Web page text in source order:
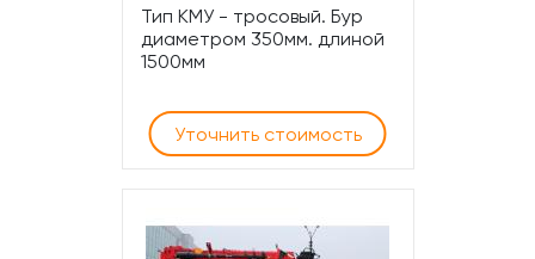
Тип КМУ - тросовый. Бур
диаметром 350мм. длиной
1500мм
Уточнить стоимость